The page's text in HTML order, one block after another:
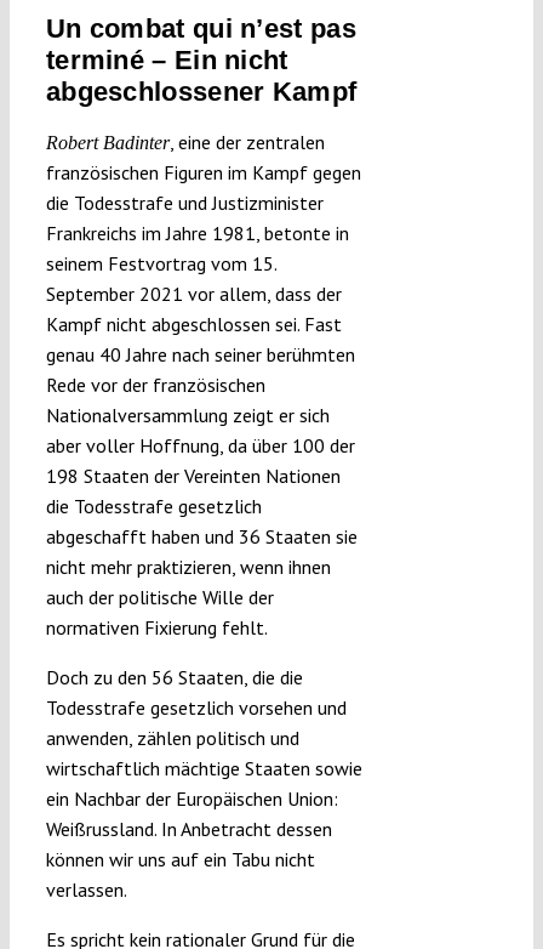
Un combat qui n’est pas
terminé – Ein nicht
abgeschlossener Kampf
Robert Badinter, eine der zentralen
französischen Figuren im Kampf gegen
die Todesstrafe und Justizminister
Frankreichs im Jahre 1981, betonte in
seinem Festvortrag vom 15.
September 2021 vor allem, dass der
Kampf nicht abgeschlossen sei. Fast
genau 40 Jahre nach seiner berühmten
Rede vor der französischen
Nationalversammlung zeigt er sich
aber voller Hoffnung, da über 100 der
198 Staaten der Vereinten Nationen
die Todesstrafe gesetzlich
abgeschafft haben und 36 Staaten sie
nicht mehr praktizieren, wenn ihnen
auch der politische Wille der
normativen Fixierung fehlt.
Doch zu den 56 Staaten, die die
Todesstrafe gesetzlich vorsehen und
anwenden, zählen politisch und
wirtschaftlich mächtige Staaten sowie
ein Nachbar der Europäischen Union:
Weißrussland. In Anbetracht dessen
können wir uns auf ein Tabu nicht
verlassen.
Es spricht kein rationaler Grund für die